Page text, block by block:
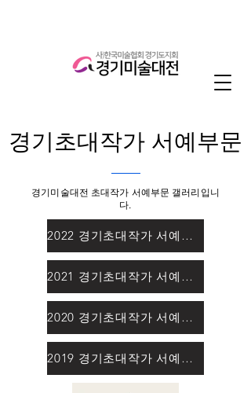
경기초대작가 서예부문
경기미술대전 초대작가 서예부문 갤러리입니
다.
2022 경기초대작가 서예부문
2021 경기초대작가 서예부문
2020 경기초대작가 서예부문
2019 경기초대작가 서예부문